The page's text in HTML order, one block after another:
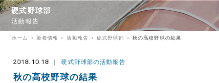
硬式野球部
活動報告
ホーム 新着情報 活動報告 硬式野球部 秋の高校野球の結果
2018.10.18 硬式野球部の活動報告
秋の高校野球の結果